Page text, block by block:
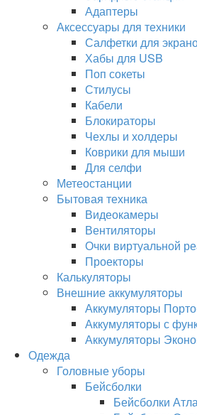
Адаптеры
Аксессуары для техники
Салфетки для
Хабы для USB
Поп сокеты
Стилусы
Кабели
Блокираторы
Чехлы и холдеры
Коврики для мыши
Для селфи
Метеостанции
Бытовая техника
Видеокамеры
Вентиляторы
Очки виртуальной
Проекторы
Калькуляторы
Внешние аккумуляторы
Аккумуляторы
Аккумуляторы с
Аккумуляторы
Одежда
Головные уборы
Бейсболки
Бейсболки